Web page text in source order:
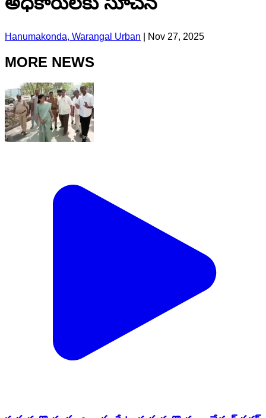
Hanumakonda, Warangal Urban Nov 27, 2025
MORE NEWS